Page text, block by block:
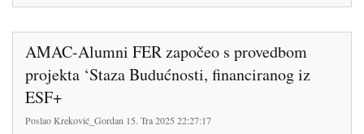
AMAC-Alumni FER započeo s provedbom
projekta ‘Staza Budućnosti, financiranog iz
ESF+
PoslaoKreković_Gordan 15. Tra 2025 22:27:17